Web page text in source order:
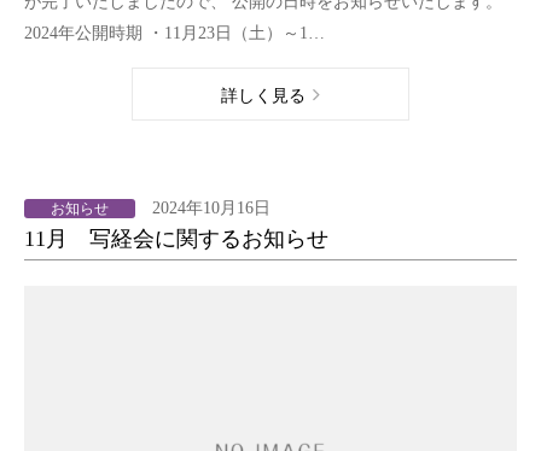
2024年公開時期 ・11月23日（土）～1…
詳しく見る
お知らせ 2024年10月16日
11月 写経会に関するお知らせ